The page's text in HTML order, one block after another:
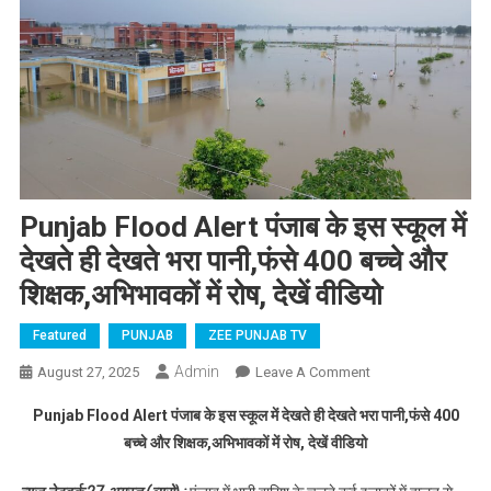
Punjab Flood Alert पंजाब के इस स्कूल में
देखते ही देखते भरा पानी,फंसे 400 बच्चे और
शिक्षक,अभिभावकों में रोष, देखें वीडियो
Featured PUNJAB ZEE PUNJAB TV
August 27, 2025 Admin Leave A CommentOn Punjab
के इस स्कूल में
Punjab Flood Alert पंजाब के इस स्कूल में देखते ही देखते भरा पानी,फंसे 400
बच्चे और शिक्षक,अभिभावकों में रोष, देखें वीडियो